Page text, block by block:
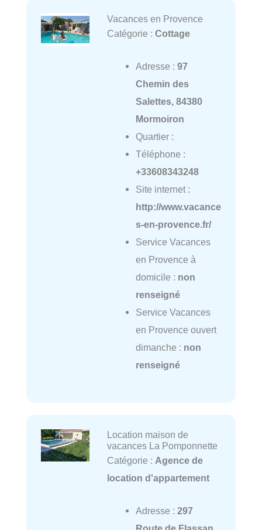
Vacances en Provence
Catégorie : Cottage
Adresse : 97
Chemin des
Salettes, 84380
Mormoiron
Quartier :
Téléphone :
+33608343248
Site internet :
http://www.vacance
s-en-provence.fr/
Service Vacances
en Provence à
domicile : non
renseigné
Service Vacances
en Provence ouvert
dimanche : non
renseigné
Location maison de
vacances La Pomponnette
Catégorie : Agence de
location d'appartement
Adresse : 297